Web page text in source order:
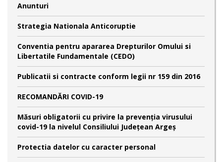
Anunturi
Strategia Nationala Anticoruptie
Conventia pentru apararea Drepturilor Omului si
Libertatile Fundamentale (CEDO)
Publicatii si contracte conform legii nr 159 din 2016
RECOMANDĂRI COVID-19
Măsuri obligatorii cu privire la prevenția virusului
covid-19 la nivelul Consiliului Județean Argeș
Protectia datelor cu caracter personal